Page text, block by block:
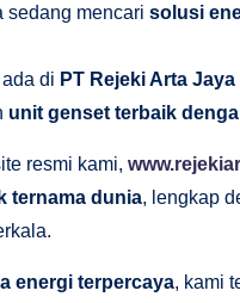
sedang mencari solusi
di PT Rejeki Arta Jaya
unit genset terbaik
resmi kami,
ternama dunia, lengkap
energi terpercaya, kami